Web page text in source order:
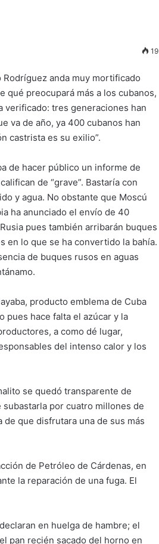
19
anda muy mortificado
qué preocupará más a los cubanos,
verificado: tres generaciones han
va de año, ya 400 cubanos han
castrista es su exilio”.
de hacer público un informe de
de “grave”. Bastaría con
y agua. No obstante que Moscú
ha anunciado el envío de 40
pues también arribarán buques
en lo que se ha convertido la bahía.
de buques rusos en aguas
producto emblema de Cuba
pues hace falta el azúcar y la
a como dé lugar,
del intenso calor y los
se quedó transparente de
subastarla por cuatro millones de
que disfrutara una de sus más
de Petróleo de Cárdenas, en
la reparación de una fuga. El
en huelga de hambre; el
pan recién sacado del horno en